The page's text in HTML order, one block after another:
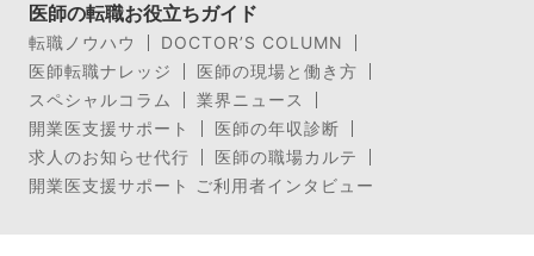
医師の転職お役立ちガイド
転職ノウハウ
DOCTOR’S COLUMN
医師転職ナレッジ
医師の現場と働き方
スペシャルコラム
業界ニュース
開業医支援サポート
医師の年収診断
求人のお知らせ代行
医師の職場カルテ
開業医支援サポート ご利用者インタビュー